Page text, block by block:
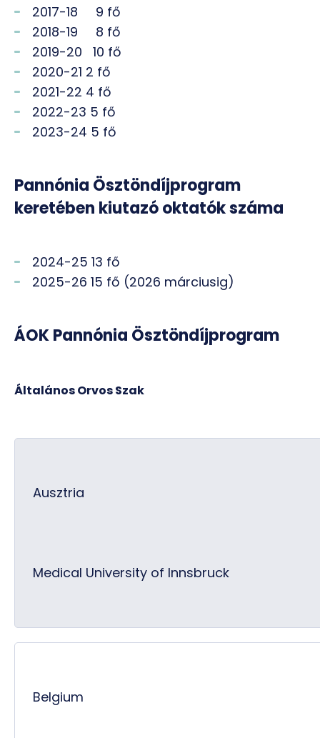
2017-18 9 fő
2018-19 8 fő
2019-20 10 fő
2020-21 2 fő
2021-22 4 fő
2022-23 5 fő
2023-24 5 fő
Pannónia Ösztöndíjprogram
keretében kiutazó oktatók száma
2024-25 13 fő
2025-26 15 fő (2026 márciusig)
ÁOK Pannónia Ösztöndíjprogram
Általános Orvos Szak
Ausztria
Medical University of Innsbruck
Belgium